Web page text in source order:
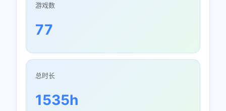
游戏数
77
总时长
1535h